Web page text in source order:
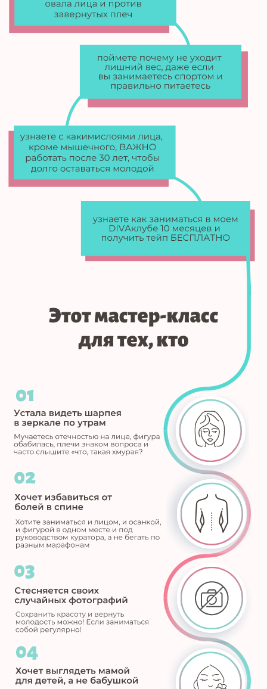
Ирина Довгалева
Автор мастер-класса
сертифицированный anti-age тренер
нутрициолог
основатель проекта DIVA